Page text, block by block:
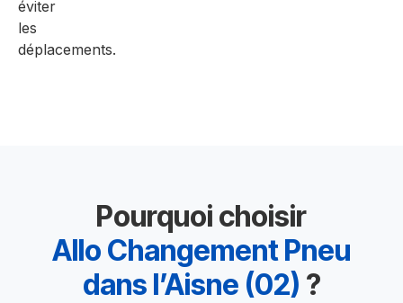
éviter
les
déplacements.
Pourquoi choisir
Allo Changement Pneu
dans l’Aisne (02) ?